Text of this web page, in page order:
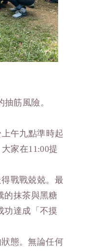
筋風險。
午九點準時起
家在11:00提
戰戰兢兢。最
的抹茶與黑糖
功達成「不摸
態。無論任何